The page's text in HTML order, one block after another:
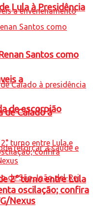
a
de escorpião
Lula à Presidência
Santos como
de Caiado à
2° turno entre Lula
oscilação; confira
Nexus